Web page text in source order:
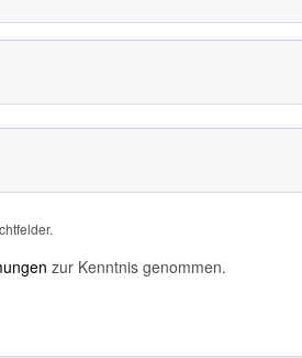
zur Kenntnis genommen.